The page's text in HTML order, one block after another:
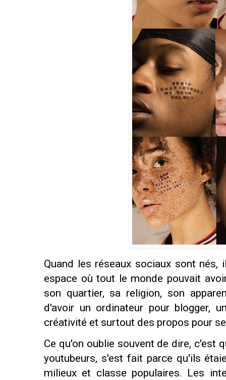
Quand les réseaux sociaux sont nés,
espace où tout le monde pouvait
son quartier, sa religion, son
d'avoir un ordinateur pour blogger,
créativité et surtout des propos pour
Ce qu'on oublie souvent de dire, c'est
youtubeurs, s'est fait parce qu'ils
milieux et classe populaires. Les